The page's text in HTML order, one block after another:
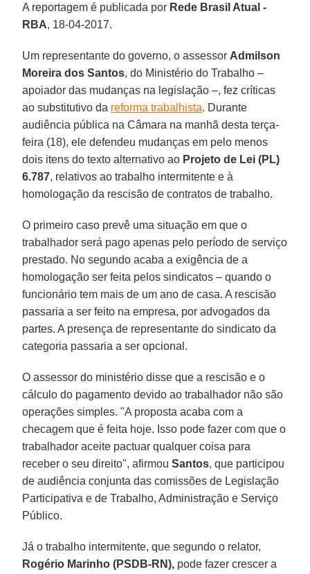
A reportagem é publicada por Rede Brasil Atual -
RBA, 18-04-2017.
Um representante do governo, o assessor Admilson
Moreira dos Santos, do Ministério do Trabalho –
apoiador das mudanças na legislação –, fez críticas
ao substitutivo da reforma trabalhista. Durante
audiência pública na Câmara na manhã desta terça-
feira (18), ele defendeu mudanças em pelo menos
dois itens do texto alternativo ao Projeto de Lei (PL)
6.787, relativos ao trabalho intermitente e à
homologação da rescisão de contratos de trabalho.
O primeiro caso prevê uma situação em que o
trabalhador será pago apenas pelo período de serviço
prestado. No segundo acaba a exigência de a
homologação ser feita pelos sindicatos – quando o
funcionário tem mais de um ano de casa. A rescisão
passaria a ser feito na empresa, por advogados da
partes. A presença de representante do sindicato da
categoria passaria a ser opcional.
O assessor do ministério disse que a rescisão e o
cálculo do pagamento devido ao trabalhador não são
operações simples. "A proposta acaba com a
checagem que é feita hoje. Isso pode fazer com que o
trabalhador aceite pactuar qualquer coisa para
receber o seu direito", afirmouSantos, que participou
de audiência conjunta das comissões de Legislação
Participativa e de Trabalho, Administração e Serviço
Público.
Já o trabalho intermitente, que segundo o relator,
Rogério Marinho (PSDB-RN), pode fazer crescer a